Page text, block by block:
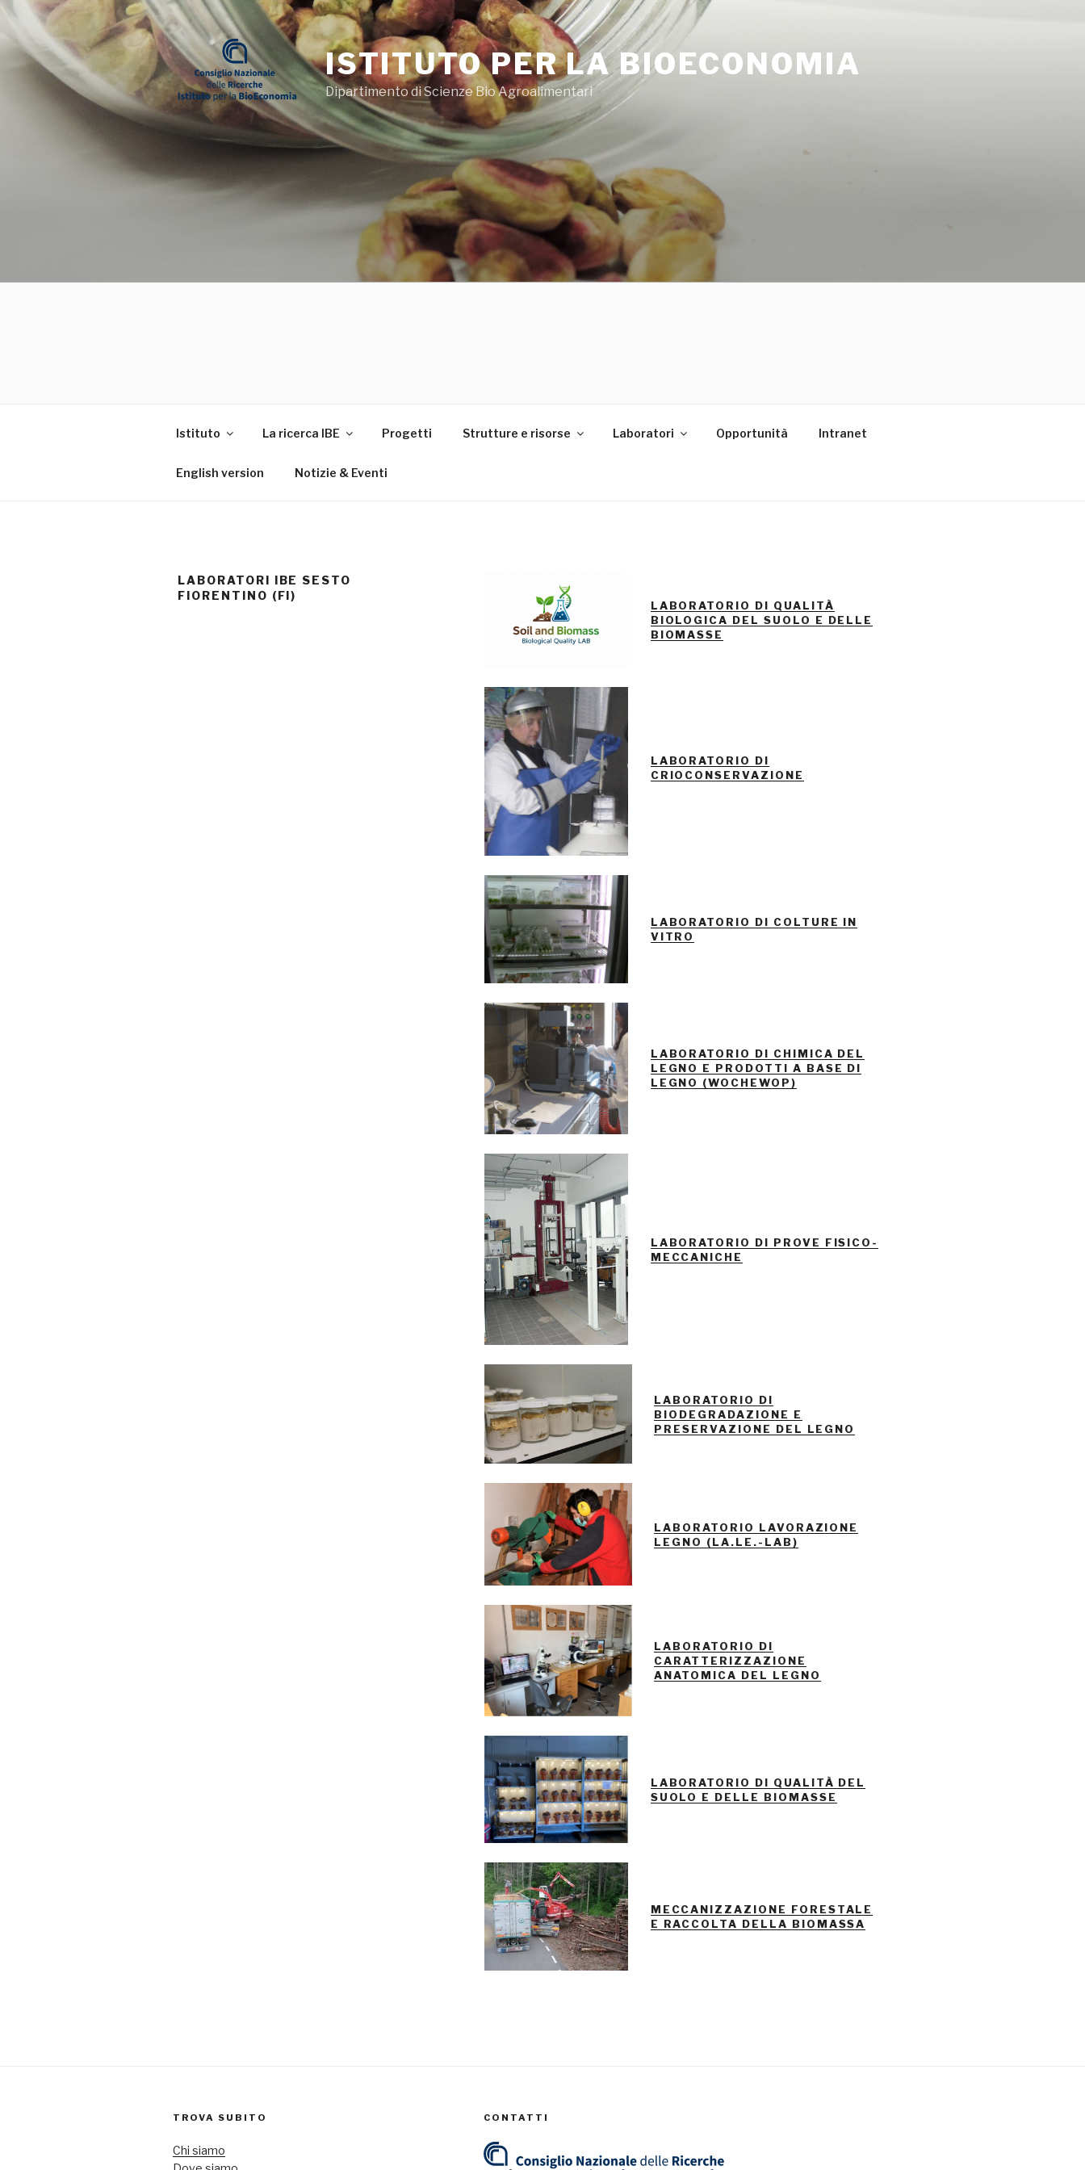
Salta
contenuto
ISTITUTO PER LA BIOECONOMIA
Dipartimento di Scienze Bio Agroalimentari
Istituto La ricerca IBE Progetti Strutture e risorse Laboratori Opportunità Intranet
English version Notizie & Eventi
LABORATORI IBE SESTO
FIORENTINO (FI)
LABORATORIO DI QUALITÀ
BIOLOGICA DEL SUOLO E DELLE
BIOMASSE
LABORATORIO DI
CRIOCONSERVAZIONE
LABORATORIO DI COLTURE IN
VITRO
LABORATORIO DI CHIMICA DEL
LEGNO E PRODOTTI A BASE DI
LEGNO (WOCHEWOP)
LABORATORIO DI PROVE FISICO-
MECCANICHE
LABORATORIO DI
BIODEGRADAZIONE E
PRESERVAZIONE DEL LEGNO
LABORATORIO LAVORAZIONE
LEGNO (LA.LE.-LAB)
LABORATORIO DI
CARATTERIZZAZIONE
ANATOMICA DEL LEGNO
LABORATORIO DI QUALITÀ DEL
SUOLO E DELLE BIOMASSE
MECCANIZZAZIONE FORESTALE
E RACCOLTA DELLA BIOMASSA
TROVA SUBITO
Chi siamo
CONTATTI